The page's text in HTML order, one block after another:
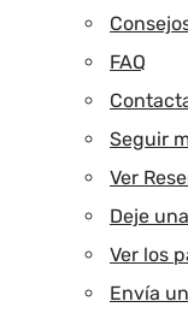
FAQ
Seguir
Ver
Deje
Ver los
Envía